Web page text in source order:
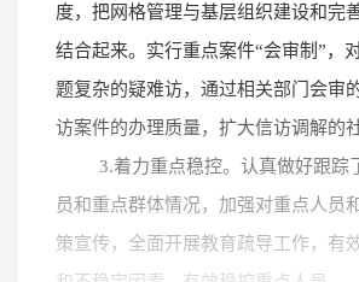
度，把网格管理与基层组织建设和完
结合起来。实行重点案件“会审制”，
题复杂的疑难访，通过相关部门会审
访案件的办理质量，扩大信访调解的
3.着力重点稳控。认真做好跟踪
员和重点群体情况，加强对重点人员
策宣传，全面开展教育疏导工作，有